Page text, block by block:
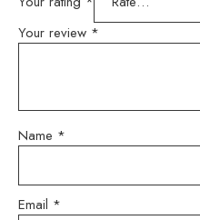
Your review *
Name *
Email *